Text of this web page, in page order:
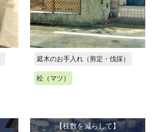
庭木のお手入れ（剪定・伐採）
松（マツ）
【枝数を減らして】